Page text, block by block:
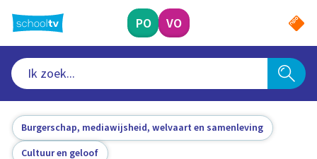
naar
hoofdinhoud
PO VO
Burgerschap, mediawijsheid, welvaart en samenleving
Cultuur en geloof